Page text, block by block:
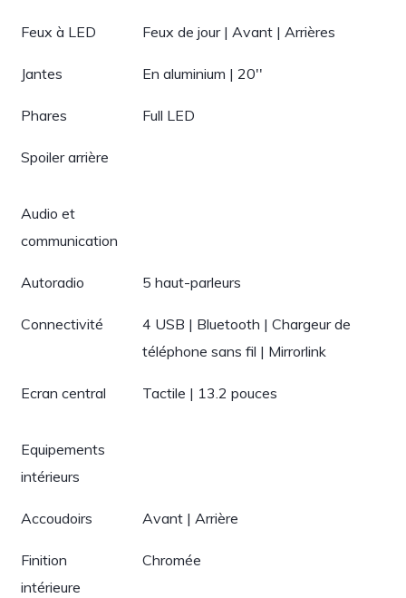
Feux à LED Feux de jour | Avant | Arrières
Jantes En aluminium | 20''
Phares Full LED
Spoiler arrière
Audio et
communication
Autoradio 5 haut-parleurs
Connectivité
4 USB | Bluetooth | Chargeur de
téléphone sans fil | Mirrorlink
Ecran central Tactile | 13.2 pouces
Equipements
intérieurs
Accoudoirs Avant | Arrière
Finition
intérieure
Chromée